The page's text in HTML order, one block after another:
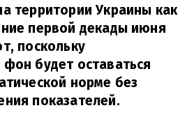
территории Украины как
первой декады июня
поскольку
будет оставаться
норме без
показателей.